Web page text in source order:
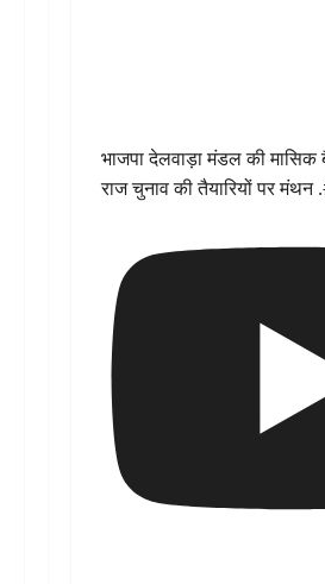
भाजपा देलवाड़ा मंडल की
राज चुनाव की तैयारियों पर